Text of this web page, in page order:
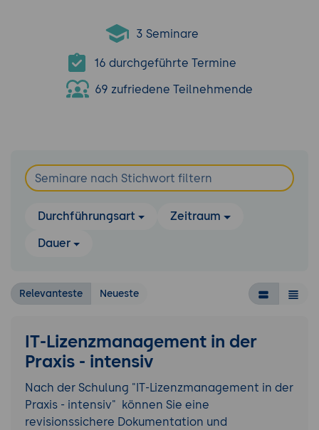
3 Seminare
16 durchgeführte Termine
69 zufriedene Teilnehmende
Durchführungsart
Zeitraum
Dauer
Relevanteste Neueste
IT-Lizenzmanagement in der
Praxis - intensiv
Nach der Schulung "IT-Lizenzmanagement in der
Praxis - intensiv" können Sie eine
revisionssichere Dokumentation und